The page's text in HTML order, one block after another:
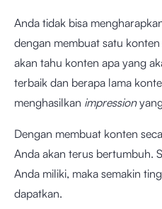
Anda tidak bisa
dengan membuat satu
akan tahu konten apa yang
terbaik dan berapa lama
menghasilkan impression
Dengan membuat konten
Anda akan terus bertumbuh.
Anda miliki, maka semakin
dapatkan.